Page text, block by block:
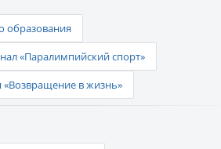
образования
«Паралимпийский спорт»
в жизнь»